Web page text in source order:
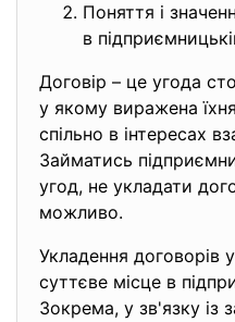
Поняття і
в
Договір – це угода
у якому виражена
спільно в інтересах
Займатись
угод, не укладати
можливо.
Укладення договорів
суттєве місце в
Зокрема, у зв'язку із